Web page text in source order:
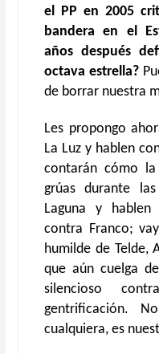
el PP en 2005
bandera en el
años después
octava estrella?
de borrar nuestra
Les propongo
La Luz y hablen
contarán cómo la
grúas durante
Laguna y hablen
contra Franco;
humilde de Telde,
que aún cuelga
silencioso
gentrificación.
cualquiera, es